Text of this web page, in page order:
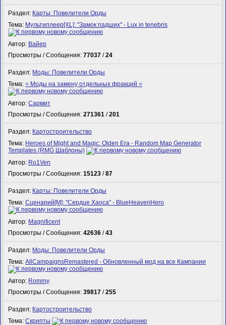
Раздел: Карты: Повелители Орды
Тема: Мультиплеер[XL]: "Замок падших" - Lux in tenebris
Автор: Вайер
Просмотры / Сообщения:77037 /24
Раздел: Моды: Повелители Орды
Тема:= Моды на замену отдельных фракций =
Автор:Сармит
Просмотры / Сообщения:271361 /201
Раздел: Картостроительство
Тема: Heroes of Might and Magic: Olden Era - Random Map Generator
Templates (RMG Шаблоны)
Автор: Ro1Ven
Просмотры / Сообщения:15123 /87
Раздел: Карты: Повелители Орды
Тема:Сценарий[M]: "Сердце Хаоса" - BlueHeavenHero
Автор: Magnificent
Просмотры / Сообщения:42636 /43
Раздел: Моды: Повелители Орды
Тема:AllCampaignsRemastered - Обновленный мод на все Кампании
Автор: Rommy
Просмотры / Сообщения:39817 /255
Раздел: Картостроительство
Тема:Скрипты